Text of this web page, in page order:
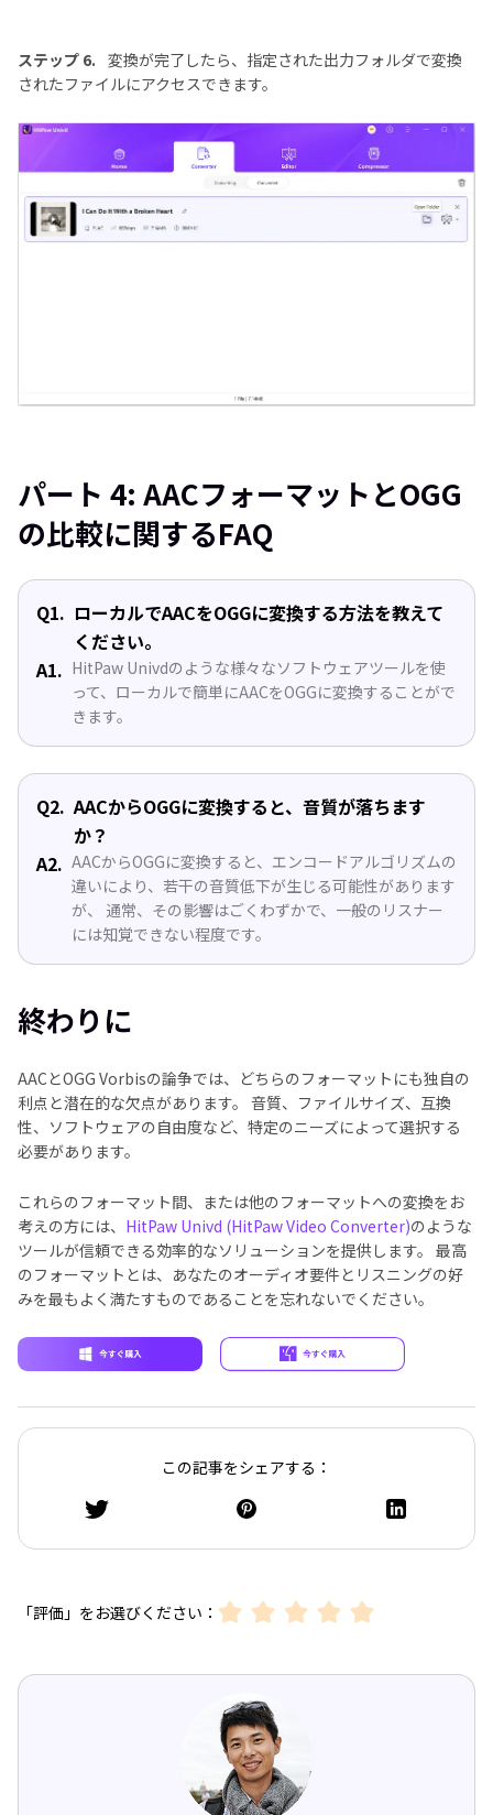
ステップ 6. 変換が完了したら、指定された出力フォルダで変換
されたファイルにアクセスできます。
パート 4: AACフォーマットとOGG
の比較に関するFAQ
Q1. ローカルでAACをOGGに変換する方法を教えて
ください。
A1. HitPaw Univdのような様々なソフトウェアツールを使
って、ローカルで簡単にAACをOGGに変換することがで
きます。
Q2. AACからOGGに変換すると、音質が落ちます
か？
A2. AACからOGGに変換すると、エンコードアルゴリズムの
違いにより、若干の音質低下が生じる可能性があります
が、 通常、その影響はごくわずかで、一般のリスナー
には知覚できない程度です。
終わりに
AACとOGG Vorbisの論争では、どちらのフォーマットにも独自の
利点と潜在的な欠点があります。 音質、ファイルサイズ、互換
性、ソフトウェアの自由度など、特定のニーズによって選択する
必要があります。
これらのフォーマット間、または他のフォーマットへの変換をお
考えの方には、 HitPaw Univd (HitPaw Video Converter)のような
ツールが信頼できる効率的なソリューションを提供します。 最高
のフォーマットとは、あなたのオーディオ要件とリスニングの好
みを最もよく満たすものであることを忘れないでください。
この記事をシェアする：
「評価」をお選びください：